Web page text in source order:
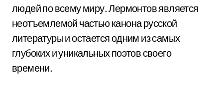
людей по всему миру. Лермонтов является
неотъемлемой частью канона русской
литературы и остается одним из самых
глубоких и уникальных поэтов своего
времени.